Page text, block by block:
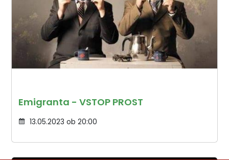
Emigranta - VSTOP PROST
13.05.2023 ob 20:00